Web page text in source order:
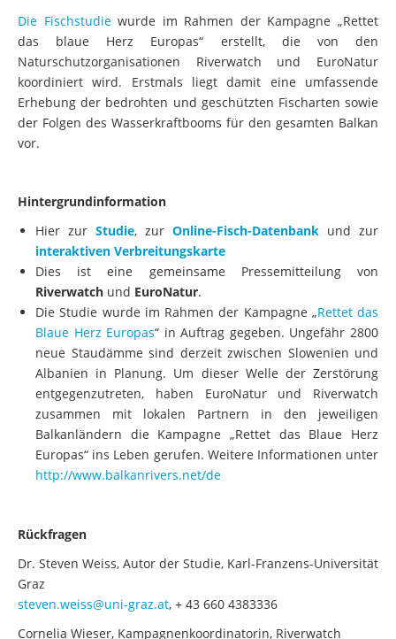
das blaue Herz Europas“ erstellt, die von den
Naturschutzorganisationen Riverwatch und EuroNatur
koordiniert wird. Erstmals liegt damit eine umfassende
Erhebung der bedrohten und geschützten Fischarten sowie
der Folgen des Wasserkraftbooms für den gesamten Balkan
vor.
Hier zurStudie, zur
interaktiven Verbreitungskarte
Dies ist eine gemeinsame Pressemitteilung von
Riverwatch und EuroNatur.
Die Studie wurde im Rahmen der Kampagne „
Blaue Herz Europas“ in Auftrag gegeben. Ungefähr 2800
neue Staudämme sind derzeit zwischen Slowenien und
Albanien in Planung. Um dieser Welle der Zerstörung
entgegenzutreten, haben EuroNatur und Riverwatch
zusammen mit lokalen Partnern in den jeweiligen
Balkanländern die Kampagne „Rettet das Blaue Herz
Europas“ ins Leben gerufen. Weitere Informationen unter
http://www.balkanrivers.net/de
Dr. Steven Weiss, Autor der Studie, Karl-Franzens-Universität
Graz
steven.weiss@uni-graz.at
Cornelia Wieser, Kampagnenkoordinatorin, Riverwatch
cornelia.wieser@riverwatch.eu, +43 650 4544784